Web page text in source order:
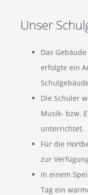
Unser
Das
erfolgte ein
Die Schüler
Musik- bzw.
unterrichtet.
Für die
zur
In einem
Tag ein